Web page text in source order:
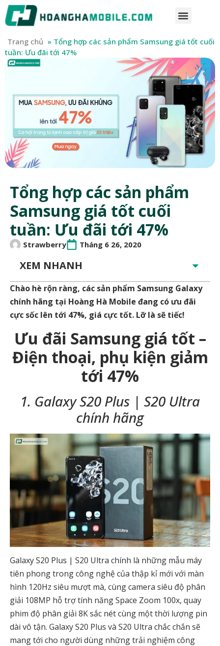
Trang chủ » Tổng hợp các sản phẩm Samsung giá tốt cuối
tuần: Ưu đãi tới 47%
Tổng hợp các sản phẩm
Samsung giá tốt cuối
tuần: Ưu đãi tới 47%
Strawberry Tháng 6 26, 2020
XEM NHANH
Chào hè rộn ràng, các sản phẩm Samsung Galaxy
chính hãng tại Hoàng Hà Mobile đang có ưu đãi
cực sốc lên tới 47%, giá cực tốt. Lỡ là sẽ tiếc!
Ưu đãi Samsung giá tốt –
Điện thoại, phụ kiện giảm
tới 47%
1. Galaxy S20 Plus | S20 Ultra
chính hãng
Galaxy S20 Plus | S20 Ultra chính là những mẫu máy
tiên phong trong công nghệ của thập kỉ mới với màn
hình 120Hz siêu mượt mà, cùng camera siêu độ phân
giải 108MP hỗ trợ tính năng Space Zoom 100x, quay
phim độ phân giải 8K sắc nét cùng một thời lượng pin
dài vô tận. Galaxy S20 Plus và S20 Ultra chắc chắn sẽ
mang tới cho người dùng những trải nghiệm công